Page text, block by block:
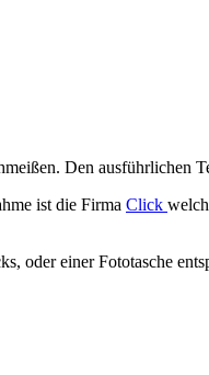
Den ausführlichen
ist die Firma Click
oder einer Fototasche